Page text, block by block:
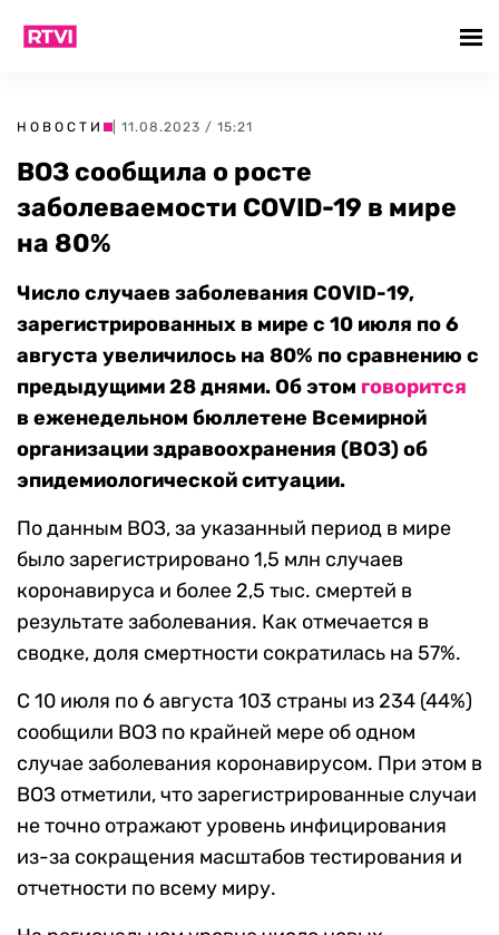
НОВОСТИ | 11.08.2023 / 15:21
ВОЗ сообщила о росте
заболеваемости COVID-19 в мире
на 80%
Число случаев заболевания COVID-19,
зарегистрированных в мире с 10 июля по 6
августа увеличилось на 80% по сравнению с
предыдущими 28 днями. Об этом говорится
в еженедельном бюллетене Всемирной
организации здравоохранения (ВОЗ) об
эпидемиологической ситуации.
По данным ВОЗ, за указанный период в мире
было зарегистрировано 1,5 млн случаев
коронавируса и более 2,5 тыс. смертей в
результате заболевания. Как отмечается в
сводке, доля смертности сократилась на 57%.
С 10 июля по 6 августа 103 страны из 234 (44%)
сообщили ВОЗ по крайней мере об одном
случае заболевания коронавирусом. При этом в
ВОЗ отметили, что зарегистрированные случаи
не точно отражают уровень инфицирования
из-за сокращения масштабов тестирования и
отчетности по всему миру.